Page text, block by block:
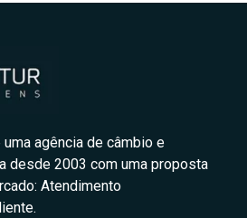
agência de câmbio e
desde 2003 com uma proposta
Atendimento